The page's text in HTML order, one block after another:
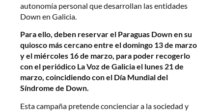
autonomía personal que desarrollan las entidades
Down en Galicia.
Para ello, deben reservar el Paraguas Down en su
quiosco más cercano entre el domingo 13 de marzo
y el miércoles 16 de marzo, para poder recogerlo
con el periódico La Voz de Galicia el lunes 21 de
marzo, coincidiendo con el Día Mundial del
Síndrome de Down.
Esta campaña pretende concienciar a la sociedad y